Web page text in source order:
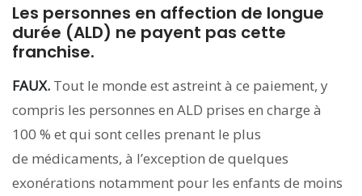
Les personnes en affection de longue
durée (ALD) ne payent pas cette
franchise.
FAUX. Tout le monde est astreint à ce paiement, y
compris les personnes en ALD prises en charge à
100 % et qui sont celles prenant le plus
de médicaments, à l’exception de quelques
exonérations notamment pour les enfants de moins